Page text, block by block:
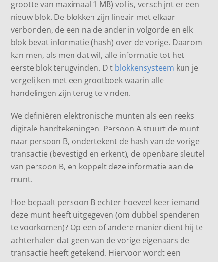
grootte van maximaal 1 MB) vol is, verschijnt er een
nieuw blok. De blokken zijn lineair met elkaar
verbonden, de een na de ander in volgorde en elk
blok bevat informatie (hash) over de vorige. Daarom
kan men, als men dat wil, alle informatie tot het
eerste blok terugvinden. Dit blokkensysteem kun je
vergelijken met een grootboek waarin alle
handelingen zijn terug te vinden.
We definiëren elektronische munten als een reeks
digitale handtekeningen. Persoon A stuurt de munt
naar persoon B, ondertekent de hash van de vorige
transactie (bevestigd en erkent), de openbare sleutel
van persoon B, en koppelt deze informatie aan de
munt.
Hoe bepaalt persoon B echter hoeveel keer iemand
deze munt heeft uitgegeven (om dubbel spenderen
te voorkomen)? Op een of andere manier dient hij te
achterhalen dat geen van de vorige eigenaars de
transactie heeft getekend. Hiervoor wordt een